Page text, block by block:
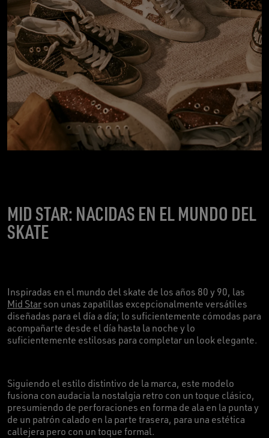
MID STAR: NACIDAS EN EL MUNDO DEL
SKATE
Inspiradas en el mundo del skate de los años 80 y 90, las
Mid Star son unas zapatillas excepcionalmente versátiles
diseñadas para el día a día; lo suficientemente cómodas para
acompañarte desde el día hasta la noche y lo
suficientemente estilosas para completar un look elegante.
Siguiendo el estilo distintivo de la marca, este modelo
fusiona con audacia la nostalgia retro con un toque clásico,
presumiendo de perforaciones en forma de ala en la punta y
de un patrón calado en la parte trasera, para una estética
callejera pero con un toque formal.